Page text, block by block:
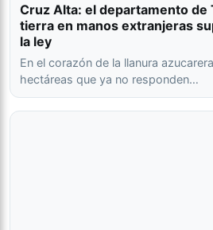
Cruz Alta: el departamento de
tierra en manos extranjeras
la ley
En el corazón de la llanura
hectáreas que ya no responden…